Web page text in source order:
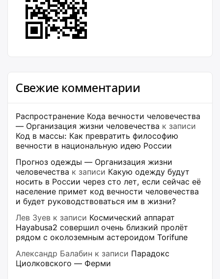
Свежие комментарии
Распространение Кода вечности человечества
— Организация жизни человечества к записи
Код в массы: Как превратить философию
вечности в национальную идею России
Прогноз одежды — Организация жизни
человечества к записи Какую одежду будут
носить в России через сто лет, если сейчас её
население примет код вечности человечества
и будет руководствоваться им в жизни?
Лев Зуев к записи Космический аппарат
Hayabusa2 совершил очень близкий пролёт
рядом с околоземным астероидом Torifune
Александр Балабин к записи Парадокс
Циолковского — Ферми